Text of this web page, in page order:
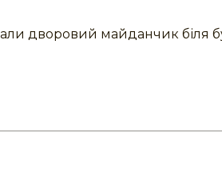
дворовий майданчик біля